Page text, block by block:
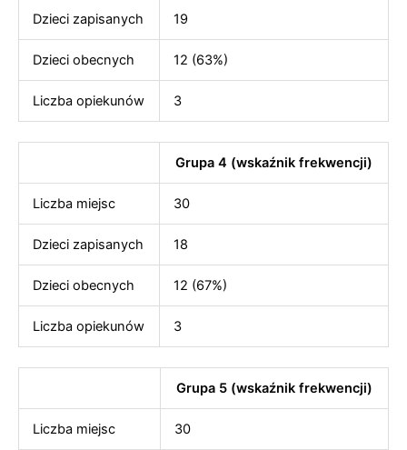
Dzieci zapisanych 19
Dzieci obecnych 12 (63%)
Liczba opiekunów 3
Grupa 4 (wskaźnik frekwencji)
Liczba miejsc 30
Dzieci zapisanych 18
Dzieci obecnych 12 (67%)
Liczba opiekunów 3
Grupa 5 (wskaźnik frekwencji)
Liczba miejsc 30